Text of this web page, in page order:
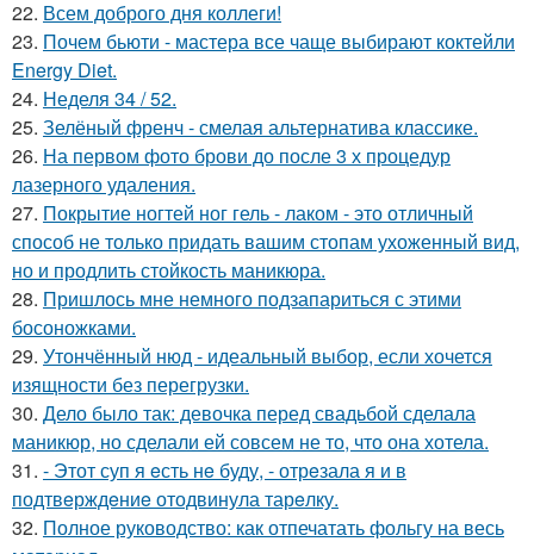
22. Всем доброго дня коллеги!
23. Почем бьюти - мастера все чаще выбирают коктейли
Energy Diet.
24. Неделя 34 / 52.
25. Зелёный френч - смелая альтернатива классике.
26. На первом фото брови до после 3 х процедур
лазерного удаления.
27. Покрытие ногтей ног гель - лаком - это отличный
способ не только придать вашим стопам ухоженный вид,
но и продлить стойкость маникюра.
28. Пришлось мне немного подзапариться с этими
босоножками.
29. Утончённый нюд - идеальный выбор, если хочется
изящности без перегрузки.
30. Дело было так: девочка перед свадьбой сделала
маникюр, но сделали ей совсем не то, что она хотела.
31. - Этот суп я eсть нe буду, - отрeзала я и в
подтвeрждeниe отодвинула тарeлку.
32. Полное руководство: как отпечатать фольгу на весь